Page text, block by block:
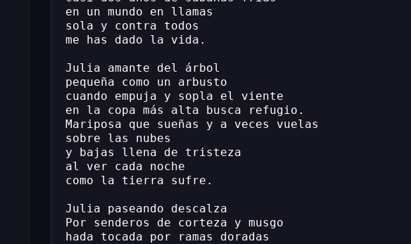
en un mundo en llamas
sola y contra todos
me has dado la vida.
Julia amante del árbol
pequeña como un arbusto
cuando empuja y sopla el viente
en la copa más alta busca refugio.
Mariposa que sueñas y a veces vuelas
sobre las nubes
y bajas llena de tristeza
al ver cada noche
como la tierra sufre.
Julia paseando descalza
Por senderos de corteza y musgo
hada tocada por ramas doradas